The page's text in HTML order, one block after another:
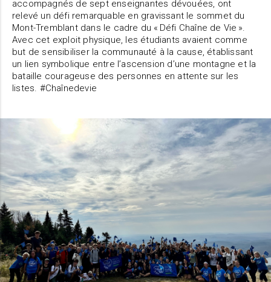
accompagnés de sept enseignantes dévouées, ont
relevé un défi remarquable en gravissant le sommet du
Mont-Tremblant dans le cadre du « Défi Chaîne de Vie ».
Avec cet exploit physique, les étudiants avaient comme
but de sensibiliser la communauté à la cause, établissant
un lien symbolique entre l’ascension d’une montagne et la
bataille courageuse des personnes en attente sur les
listes. #Chaînedevie